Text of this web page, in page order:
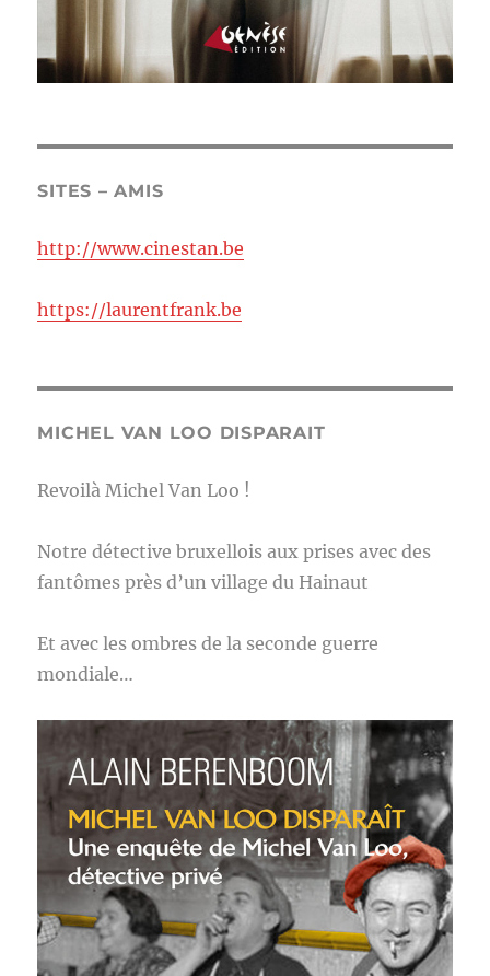
SITES – AMIS
http://www.cinestan.be
https://laurentfrank.be
MICHEL VAN LOO DISPARAIT
Revoilà Michel Van Loo !
Notre détective bruxellois aux prises avec des
fantômes près d’un village du Hainaut
Et avec les ombres de la seconde guerre
mondiale…